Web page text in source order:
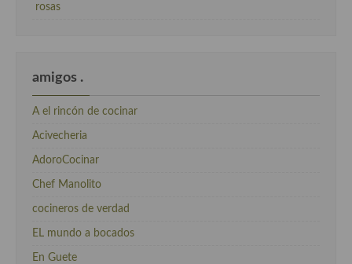
rosas
amigos .
A el rincón de cocinar
Acivecheria
AdoroCocinar
Chef Manolito
cocineros de verdad
EL mundo a bocados
En Guete